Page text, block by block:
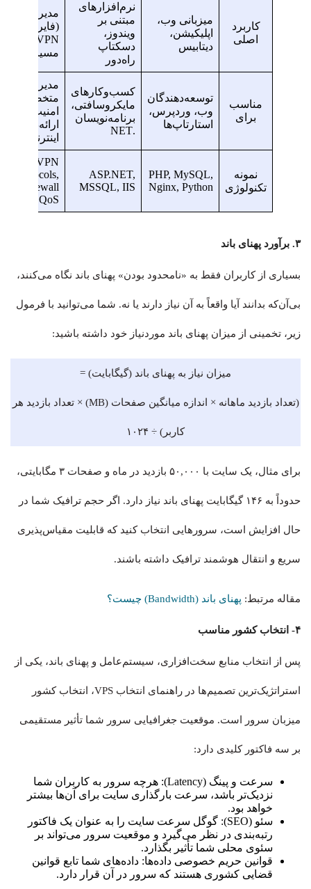
کاربرد
اصلی
میزبانی وب،
اپلیکیشن،
دیتابیس
نرم‌افزارهای
مبتنی بر
ویندوز،
دسکتاپ
راه‌دور
مدیریت
(فایروال،
مسیریابی)
مناسب
برای
توسعه‌دهندگان
وب، وردپرس،
استارتاپ‌ها
کسب‌وکارهای
مایکروسافتی،
برنامه‌نویسان
.NET
مدیران
متخصصان
امنیت،
ارائه‌دهندگان
اینترنت (ISP)
نمونه
تکنولوژی
PHP, MySQL,
Nginx, Python
ASP.NET,
MSSQL, IIS
VPN
Protocols,
Firewall
Rules, QoS
۳. برآورد پهنای باند
بسیاری از کاربران فقط به «نامحدود بودن» پهنای باند نگاه می‌کنند،
بی‌آن‌که بدانند آیا واقعاً به آن نیاز دارند یا نه. شما می‌توانید با فرمول
زیر، تخمینی از میزان پهنای باند موردنیاز خود داشته باشید:
میزان نیاز به پهنای باند (گیگابایت) =
(تعداد بازدید ماهانه × اندازه میانگین صفحات (MB) × تعداد بازدید هر
کاربر) ÷ ۱۰۲۴
برای مثال، یک سایت با ۵۰,۰۰۰ بازدید در ماه و صفحات ۳ مگابایتی،
حدوداً به ۱۴۶ گیگابایت پهنای باند نیاز دارد. اگر حجم ترافیک شما در
حال افزایش است، سرورهایی انتخاب کنید که قابلیت مقیاس‌پذیری
سریع و انتقال هوشمند ترافیک داشته باشند.
مقاله مرتبط: پهنای باند (Bandwidth) چیست؟
۴- انتخاب کشور مناسب
پس از انتخاب منابع سخت‌افزاری، سیستم‌عامل و پهنای باند، یکی از
استراتژیک‌ترین تصمیم‌ها در راهنمای انتخاب VPS، انتخاب کشور
میزبان سرور است. موقعیت جغرافیایی سرور شما تأثیر مستقیمی
بر سه فاکتور کلیدی دارد:
سرعت و پینگ (Latency): هرچه سرور به کاربران شما
نزدیک‌تر باشد، سرعت بارگذاری سایت برای آن‌ها بیشتر
خواهد بود.
سئو (SEO): گوگل سرعت سایت را به عنوان یک فاکتور
رتبه‌بندی در نظر می‌گیرد و موقعیت سرور می‌تواند بر
سئوی محلی شما تأثیر بگذارد.
قوانین حریم خصوصی داده‌ها: داده‌های شما تابع قوانین
قضایی کشوری هستند که سرور در آن قرار دارد.